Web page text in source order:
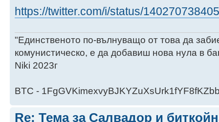
https://twitter.com/i/status/
"Единственото по-вълнуващо от това да
комунистическо, е да добавиш нова нула в
Niki 2023г
BTC -
Re: Тема за Салвадор и